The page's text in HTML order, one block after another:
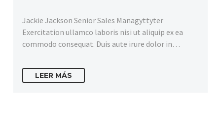
Jackie Jackson Senior Sales Managyttyter
Exercitation ullamco laboris nisi ut aliquip ex ea
commodo consequat. Duis aute irure dolor in…
LEER MÁS